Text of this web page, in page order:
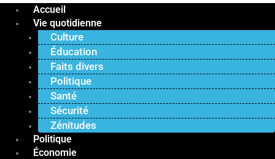
Accueil
Vie quotidienne
Culture
Éducation
Faits divers
Politique
Santé
Sécurité
Zénitudes
Politique
Économie